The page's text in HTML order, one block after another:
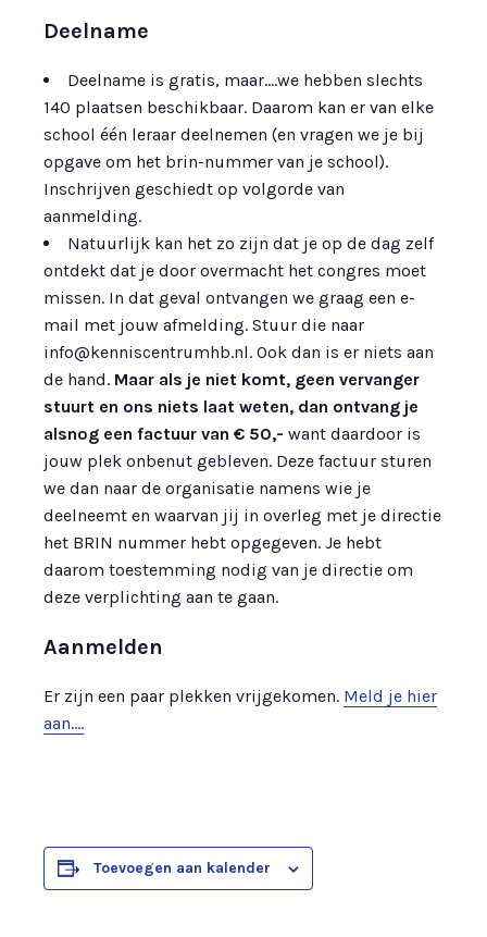
Deelname
Deelname is gratis, maar….we hebben slechts
140 plaatsen beschikbaar. Daarom kan er van elke
school één leraar deelnemen (en vragen we je bij
opgave om het brin-nummer van je school).
Inschrijven geschiedt op volgorde van
aanmelding.
Natuurlijk kan het zo zijn dat je op de dag zelf
ontdekt dat je door overmacht het congres moet
missen. In dat geval ontvangen we graag een e-
mail met jouw afmelding. Stuur die naar
info@kenniscentrumhb.nl. Ook dan is er niets aan
de hand. Maar als je niet komt, geen vervanger
stuurt en ons niets laat weten, dan ontvang je
alsnog een factuur van € 50,- want daardoor is
jouw plek onbenut gebleven. Deze factuur sturen
we dan naar de organisatie namens wie je
deelneemt en waarvan jij in overleg met je directie
het BRIN nummer hebt opgegeven. Je hebt
daarom toestemming nodig van je directie om
deze verplichting aan te gaan.
Aanmelden
Er zijn een paar plekken vrijgekomen. Meld je hier
aan….
Toevoegen aan kalender